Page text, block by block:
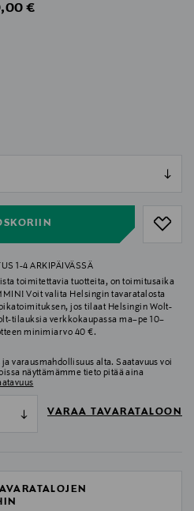
Price
€
1-4 ARKIPÄIVÄSSÄ
toimitettavia tuotteita, on toimitusaika
Voit valita Helsingin tavaratalosta
jos tilaat Helsingin Wolt-
tilauksia verkkokaupassa ma–pe 10–
minimiarvo 40 €.
varausmahdollisuus alta. Saatavuus voi
näyttämämme tieto pitää aina
VARAA TAVARATALOON